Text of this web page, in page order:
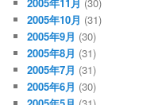
2005年10月 (31)
2005年9月 (30)
2005年8月 (31)
2005年7月 (31)
2005年6月 (30)